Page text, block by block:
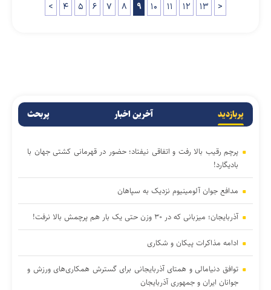
< ۴ ۵ ۶ ۷ ۸ ۹ ۱۰ ۱۱ ۱۲ ۱۳ >
پربازدید آخرین اخبار پربحث
پرچم رقیب بالا رفت و اتفاقی نیفتاد؛ حضور در قهرمانی کشتی جهان با
بادیگارد!
مدافع جوان آلومینیوم نزدیک به سپاهان
آذربایجان؛ میزبانی که در ۳۰ وزن حتی یک بار هم پرچمش بالا نرفت!
ادامه مذاکرات پیکان و شکاری
توافق دنیامالی و همتای آذربایجانی برای گسترش همکاری‌های ورزش و
جوانان ایران و جمهوری آذربایجان